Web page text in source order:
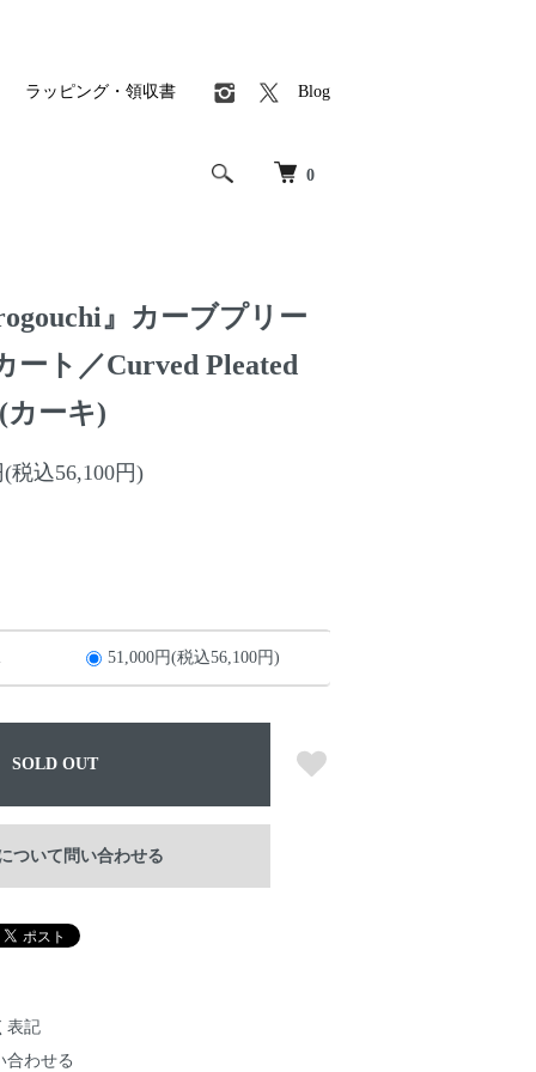
0
ラッピング・領収書 Blog
』カーブプリー
ート／Curved Pleated
カーキ)
(税込56,100円)
51,000円(税込56,100円)
SOLD OUT
ついて問い合わせる
表記
合わせる